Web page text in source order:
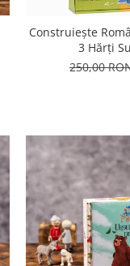
Construiește
3 Hărți
250,00